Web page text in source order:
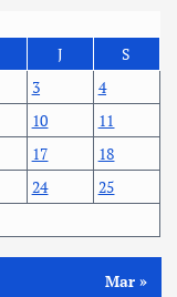
J
S
3
4
10
11
17
18
24
25
Mar »